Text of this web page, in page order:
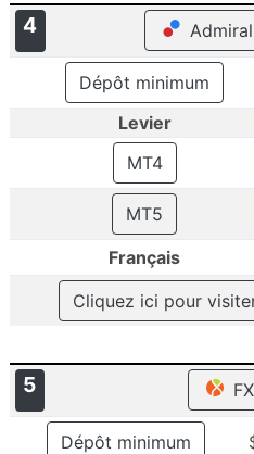
4
Dépôt minimum
Levier
MT4
MT5
Français
Cliquez ici pour
5
Dépôt minimum